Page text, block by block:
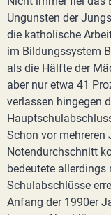
Ungunsten der
die katholische
im Bildungssystem
als die Hälfte der
aber nur etwa 41
verlassen hingegen
Schon vor mehreren
Notendurchschnitt
bedeutete allerdings
Schulabschlüsse
Anfang der 1990er